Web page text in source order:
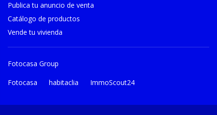
Publica tu anuncio de venta
Catálogo de productos
Vende tu vivienda
Fotocasa Group
Fotocasa habitaclia ImmoScout24